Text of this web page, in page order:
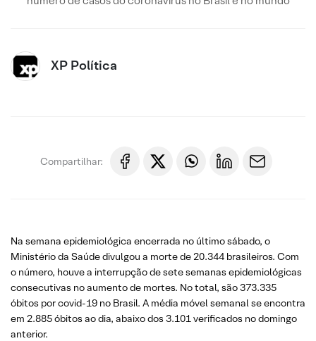
XP Política
Compartilhar:
Na semana epidemiológica encerrada no último sábado, o
Ministério da Saúde divulgou a morte de 20.344 brasileiros. Com
o número, houve a interrupção de sete semanas epidemiológicas
consecutivas no aumento de mortes. No total, são 373.335
óbitos por covid-19 no Brasil. A média móvel semanal se encontra
em 2.885 óbitos ao dia, abaixo dos 3.101 verificados no domingo
anterior.